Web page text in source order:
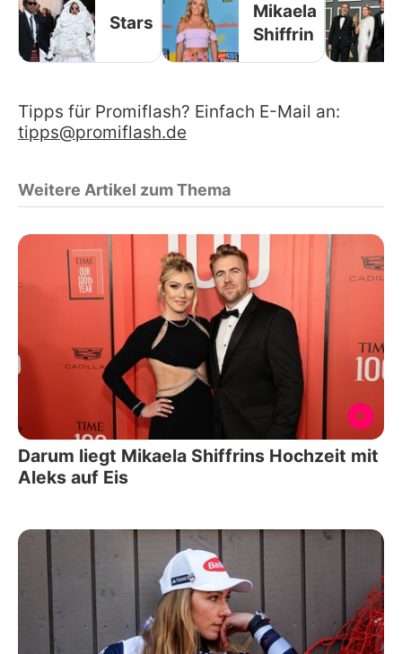
Stars
Mikaela
Shiffrin
Tipps für Promiflash? Einfach E-Mail an:
tipps@promiflash.de
Weitere Artikel zum Thema
Darum liegt Mikaela Shiffrins Hochzeit mit
Aleks auf Eis